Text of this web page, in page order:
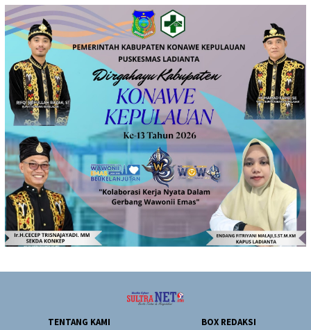
TENTANG KAMI
BOX REDAKSI